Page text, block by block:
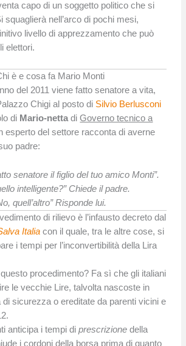
capo di un soggetto politico che si
squaglierà nell’arco di pochi mesi,
livello di apprezzamento che può
elettori.
è e cosa fa Mario Monti
del 2011 viene fatto senatore a vita,
Chigi al posto di Silvio Berlusconi
di Mario-nettadiGoverno tecnico a
esperto del settore racconta di averne
padre:
senatore il figlio del tuo amico Monti”.
intelligente?” Chiede il padre.
quell’altro” Risponde lui.
di rilievo è l’infausto decreto dal
Italia con il quale, tra le altre cose, si
i tempi per l’inconvertibilità della Lira
procedimento? Fa sì che gli italiani
le vecchie Lire, talvolta nascoste in
sicurezza o ereditate da parenti vicini e
anticipa i tempi diprescrizione della
i cordoni della borsa prima di quanto